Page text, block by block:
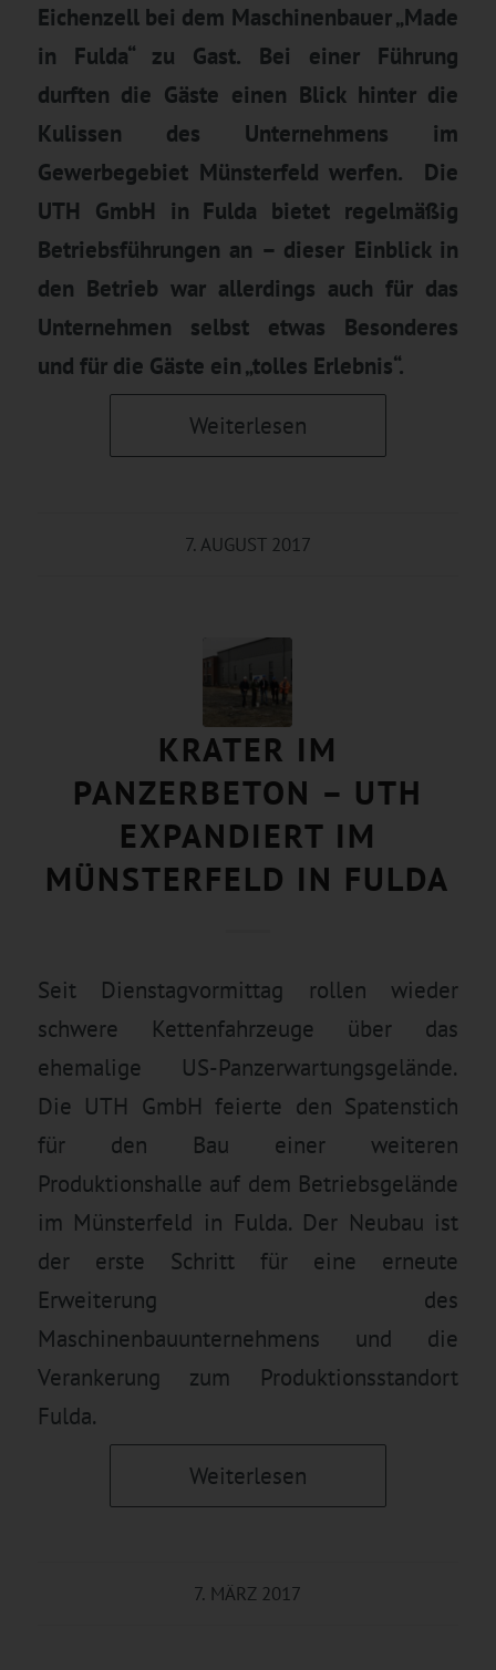
Eichenzell bei dem Maschinenbauer „Made
in Fulda“ zu Gast. Bei einer Führung
durften die Gäste einen Blick hinter die
Kulissen des Unternehmens im
Gewerbegebiet Münsterfeld werfen. Die
UTH GmbH in Fulda bietet regelmäßig
Betriebsführungen an – dieser Einblick in
den Betrieb war allerdings auch für das
Unternehmen selbst etwas Besonderes
und für die Gäste ein „tolles Erlebnis“.
Weiterlesen
7. AUGUST 2017
KRATER IM
PANZERBETON – UTH
EXPANDIERT IM
MÜNSTERFELD IN FULDA
Seit Dienstagvormittag rollen wieder
schwere Kettenfahrzeuge über das
ehemalige US-Panzerwartungsgelände.
Die UTH GmbH feierte den Spatenstich
für den Bau einer weiteren
Produktionshalle auf dem Betriebsgelände
im Münsterfeld in Fulda. Der Neubau ist
der erste Schritt für eine erneute
Erweiterung des
Maschinenbauunternehmens und die
Verankerung zum Produktionsstandort
Fulda.
Weiterlesen
7. MÄRZ 2017